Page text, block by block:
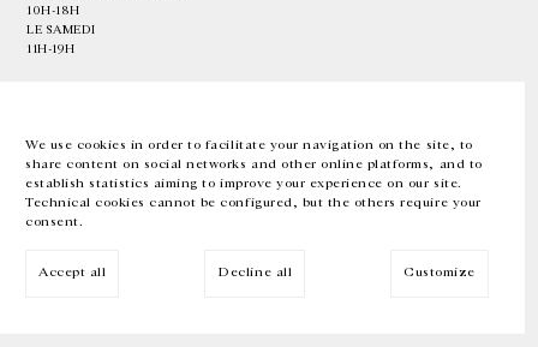
We use cookies in order to facilitate your navigation on the site, to
share content on social networks and other online platforms, and to
establish statistics aiming to improve your experience on our site.
Technical cookies cannot be configured, but the others require your
consent.
Accept all Decline all Customize
10H-18H
LE SAMEDI
11H-19H
EN FR 中文 Facebook Instagram
Inscrivez-vous à notre newsletter